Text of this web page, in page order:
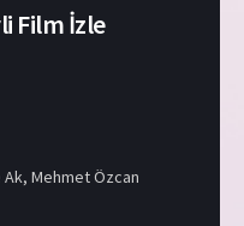
Film İzle
Ak, Mehmet Özcan